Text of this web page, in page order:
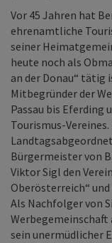
Vor 45 Jahren hat
ehrenamtliche
seiner
heute noch als
an der Donau“ tätig
Mitbegründer der
Passau bis Eferding
Tourismus-
Bürgermeister von
Viktor Sigl den
Oberösterreich“
Als Nachfolger von
sein unermüdlicher